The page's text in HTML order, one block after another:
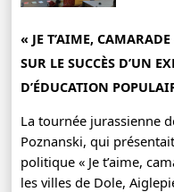
« JE T’AIME,
SUR LE SUCCÈS D’UN
D’ÉDUCATION
La tournée jurassienne
Poznanski, qui
politique « Je t’aime,
les villes de Dole,